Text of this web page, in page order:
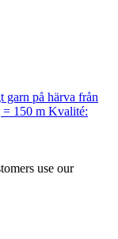
garn på härva från
= 150 m Kvalité:
use our